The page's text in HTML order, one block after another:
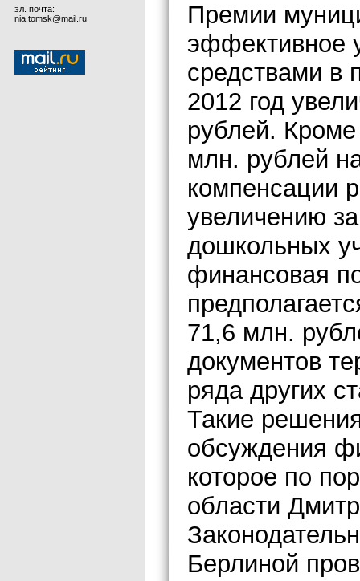
эл. почта:
nia.tomsk@mail.ru
Премии
эффективное
средствами в
2012 год
рублей. Кроме
млн. рублей
компенсации
увеличению
дошкольных
финансовая
71,6 млн.
документов
ряда других
Такие
обсуждения
которое по
области
Берлиной